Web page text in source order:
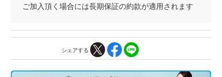
ご加入頂く場合には長期保証の約款が適用されます
シェアする